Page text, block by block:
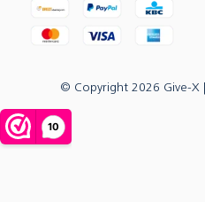
© Copyright 2026 Give-X